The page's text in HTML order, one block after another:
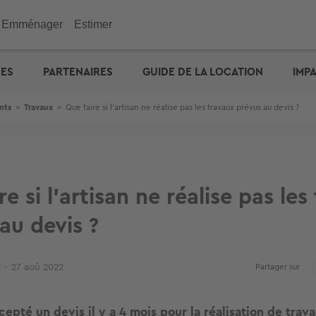
Investir
Défiscalisation
Outils
Check-lists location
maison
Outils
Dossier Loi Pinel
prêt � taux zéro
Estimez vos frais de
Emménager
ENGIE : déménagez facile
Estimer
appartement
Outils
Estimation appartement
PARTENAIRES GUIDE DE LA LOCATION
> Travaux > Que faire si l’artisan ne réalise pas les travaux prévus au devis ?
si l’artisan ne réalise pas
devis ?
27 aoû 2022 Partager sur
un devis il y a 4 mois pour la réalisation de